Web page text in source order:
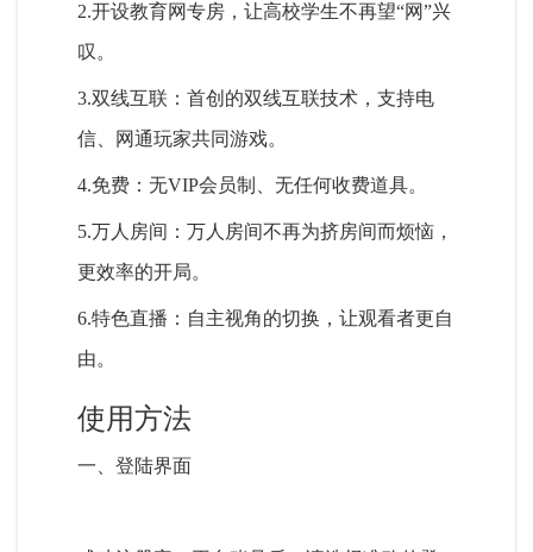
2.开设教育网专房，让高校学生不再望“网”兴
叹。
3.双线互联：首创的双线互联技术，支持电
信、网通玩家共同游戏。
4.免费：无VIP会员制、无任何收费道具。
5.万人房间：万人房间不再为挤房间而烦恼，
更效率的开局。
6.特色直播：自主视角的切换，让观看者更自
由。
使用方法
一、登陆界面